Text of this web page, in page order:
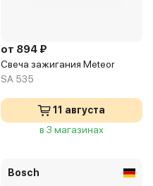
от 894 ₽
Свеча зажигания Meteor
SA 535
11 августа
в 3 магазинах
Bosch